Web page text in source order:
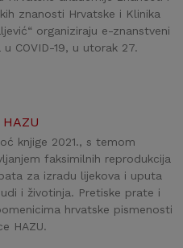
znanosti Hrvatske i Klinika
organiziraju e-znanstveni
COVID-19, u utorak 27.
knjige 2021., s temom
faksimilnih reprodukcija
za izradu lijekova i uputa
i životinja. Pretiske prate i
hrvatske pismenosti
HAZU.